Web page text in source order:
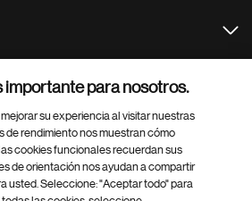
importante para nosotros.
su experiencia al visitar nuestras
de rendimiento nos muestran cómo
cookies funcionales recuerdan sus
de orientación nos ayudan a compartir
usted. Seleccione: "Aceptar todo" para